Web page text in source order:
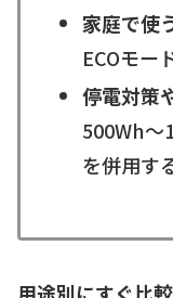
家庭で使
ECOモー
停電対策
500Wh〜
を併用す